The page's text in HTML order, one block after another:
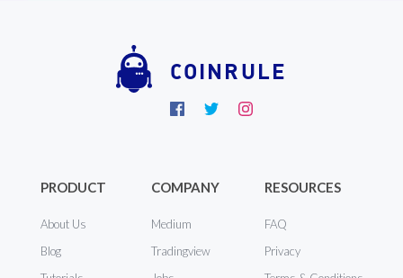
COINRULE
PRODUCT
About Us
Blog
COMPANY
Medium
Tradingview
RESOURCES
FAQ
Privacy